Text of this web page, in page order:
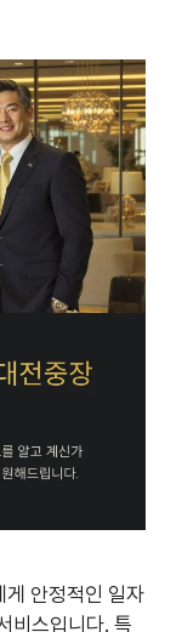
게 안정적인 일자
비스입니다. 특